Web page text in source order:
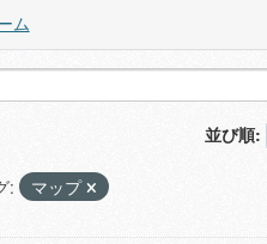
ム
並び順
: マップ